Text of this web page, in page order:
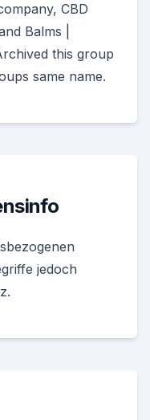
CBD
Balms |
this group
same name.
jedoch